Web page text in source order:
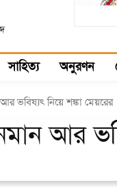
সাহিত্য অনুরণন
ভবিষ্যৎ নিয়ে শঙ্কা মেয়রের
আর